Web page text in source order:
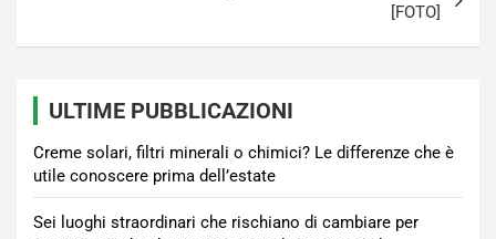
[FOTO]
ULTIME PUBBLICAZIONI
Creme solari, filtri minerali o chimici? Le differenze che è
utile conoscere prima dell’estate
Sei luoghi straordinari che rischiano di cambiare per